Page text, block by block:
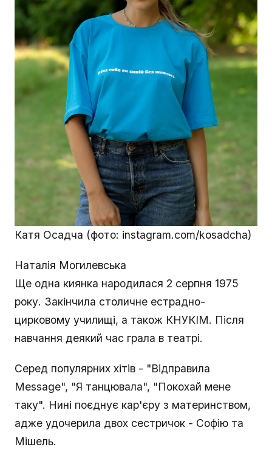
Катя Осадча (фото: instagram.com/kosadcha)
Наталія Могилевська
Ще одна киянка народилася 2 серпня 1975
року. Закінчила столичне естрадно-
цирковому училищі, а також КНУКІМ. Після
навчання деякий час грала в театрі.
Серед популярних хітів - "Відправила
Message", "Я танцювала", "Покохай мене
таку". Нині поєднує кар'єру з материнством,
адже удочерила двох сестричок - Софію та
Мішель.